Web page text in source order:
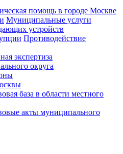
помощь в городе Москве
Муниципальные услуги
устройств
Противодействие
экспертиза
округа
база в области местного
акты муниципального